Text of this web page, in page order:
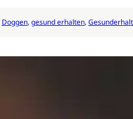
Doggen, gesund erhalten,